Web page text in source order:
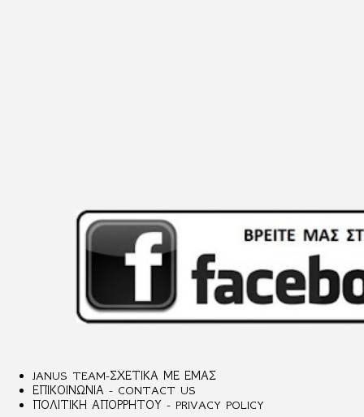
JANUS TEAM-ΣΧΕΤΙΚΑ ΜΕ ΕΜΑΣ
ΕΠΙΚΟΙΝΩΝΙΑ - CONTACT US
ΠΟΛΙΤΙΚΗ ΑΠΟΡΡΗΤΟΥ - PRIVACY POLICY